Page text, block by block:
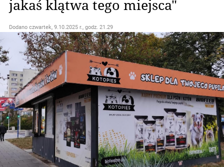
jakaś klątwa tego miejsca"
Dodano czwartek, 9.10.2025 r., godz. 21.29